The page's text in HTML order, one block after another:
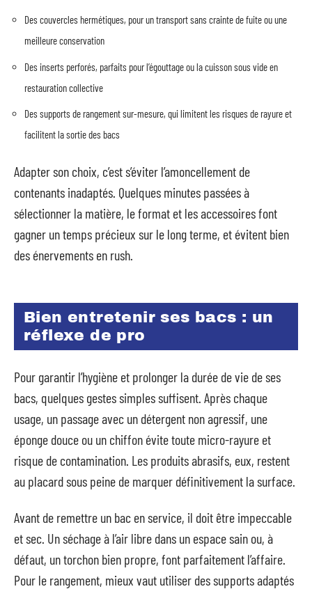
Des couvercles hermétiques, pour un transport sans crainte de fuite ou une
meilleure conservation
Des inserts perforés, parfaits pour l’égouttage ou la cuisson sous vide en
restauration collective
Des supports de rangement sur-mesure, qui limitent les risques de rayure et
facilitent la sortie des bacs
Adapter son choix, c’est s’éviter l’amoncellement de
contenants inadaptés. Quelques minutes passées à
sélectionner la matière, le format et les accessoires font
gagner un temps précieux sur le long terme, et évitent bien
des énervements en rush.
Bien entretenir ses bacs : un
réflexe de pro
Pour garantir l’hygiène et prolonger la durée de vie de ses
bacs, quelques gestes simples suffisent. Après chaque
usage, un passage avec un détergent non agressif, une
éponge douce ou un chiffon évite toute micro-rayure et
risque de contamination. Les produits abrasifs, eux, restent
au placard sous peine de marquer définitivement la surface.
Avant de remettre un bac en service, il doit être impeccable
et sec. Un séchage à l’air libre dans un espace sain ou, à
défaut, un torchon bien propre, font parfaitement l’affaire.
Pour le rangement, mieux vaut utiliser des supports adaptés